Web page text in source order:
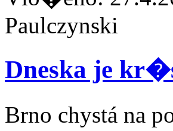
Paulczynski
Dneska je
Brno chystá na